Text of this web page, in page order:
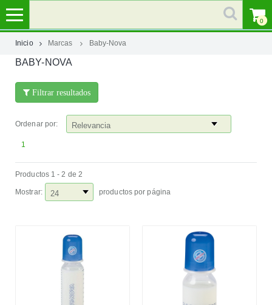
MI
CATEGORÍAS
AYUDA
0
Inicio Marcas Baby-Nova
BABY-NOVA
Filtrar resultados
Ordenar por:
1
Productos 1 - 2 de 2
Mostrar: productos por página